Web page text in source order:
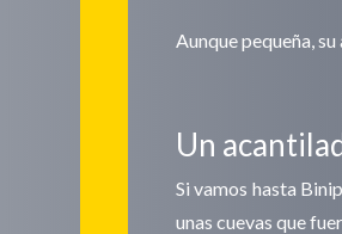
Aunque pequeña,
Un
Si vamos hasta
unas cuevas que